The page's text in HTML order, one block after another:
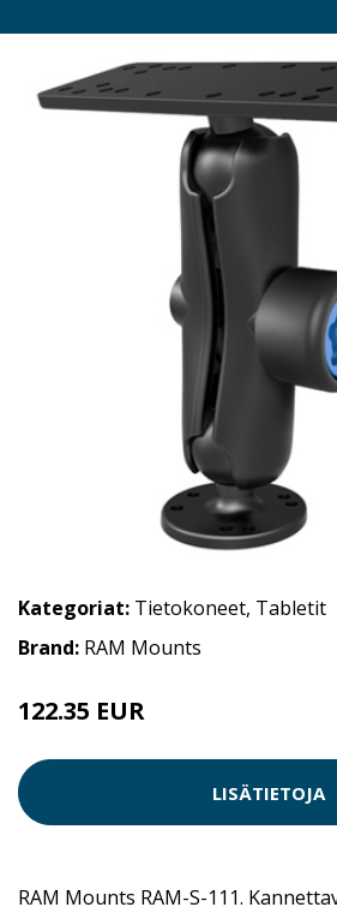
Kategoriat: Tietokoneet, Tabletit
Brand: RAM Mounts
122.35 EUR
LISÄTIETOJA
RAM Mounts RAM-S-111.